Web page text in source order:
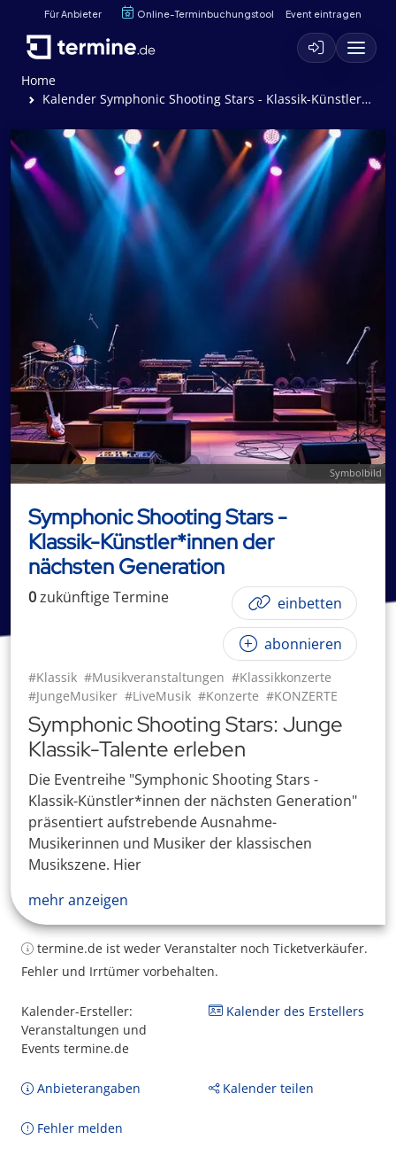
Für Anbieter Online-Terminbuchungstool Event eintragen
Home
Kalender Symphonic Shooting Stars - Klassik-Künstler*innen der nächsten Generation
Symbolbild
Symphonic Shooting Stars -
Klassik-Künstler*innen der
nächsten Generation
0zukünftigeTermine einbetten
abonnieren
#Klassik #Musikveranstaltungen #Klassikkonzerte
#JungeMusiker #LiveMusik #Konzerte #KONZERTE
Symphonic Shooting Stars: Junge
Klassik-Talente erleben
Die Eventreihe "Symphonic Shooting Stars -
Klassik-Künstler*innen der nächsten Generation"
präsentiert aufstrebende Ausnahme-
Musikerinnen und Musiker der klassischen
Musikszene. Hier
mehr anzeigen
termine.de ist weder Veranstalter noch Ticketverkäufer.
Fehler und Irrtümer vorbehalten.
Kalender-Ersteller:
Veranstaltungen und
Events termine.de
Kalender des Erstellers
Anbieterangaben Kalender teilen
Fehler melden